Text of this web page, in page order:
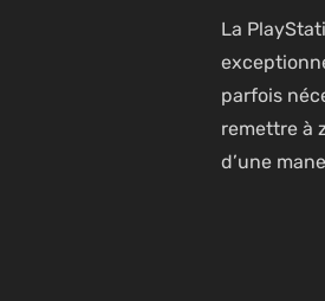
La
parfois
remettre à
d’une